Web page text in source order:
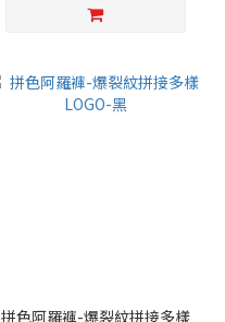
拼色阿羅褲-爆裂紋拼接多樣